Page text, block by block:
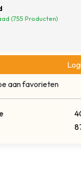
(755 Producten)
aan favorieten